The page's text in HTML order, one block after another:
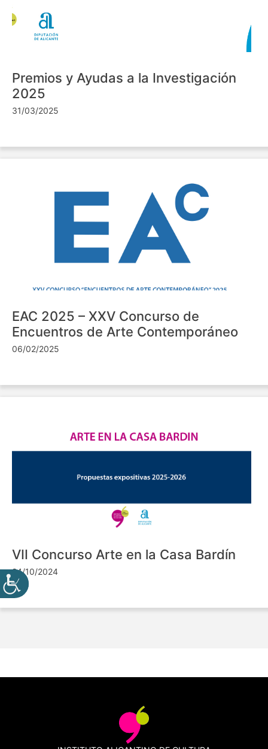
Premios y Ayudas a la Investigación
2025
31/03/2025
EAC 2025 – XXV Concurso de
Encuentros de Arte Contemporáneo
06/02/2025
VII Concurso Arte en la Casa Bardín
24/10/2024